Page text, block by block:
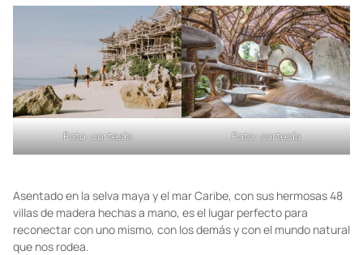
Foto: cortesía Foto: cortesía
Asentado en la selva maya y el mar Caribe, con sus hermosas 48
villas de madera hechas a mano, es el lugar perfecto para
reconectar con uno mismo, con los demás y con el mundo natural
que nos rodea.